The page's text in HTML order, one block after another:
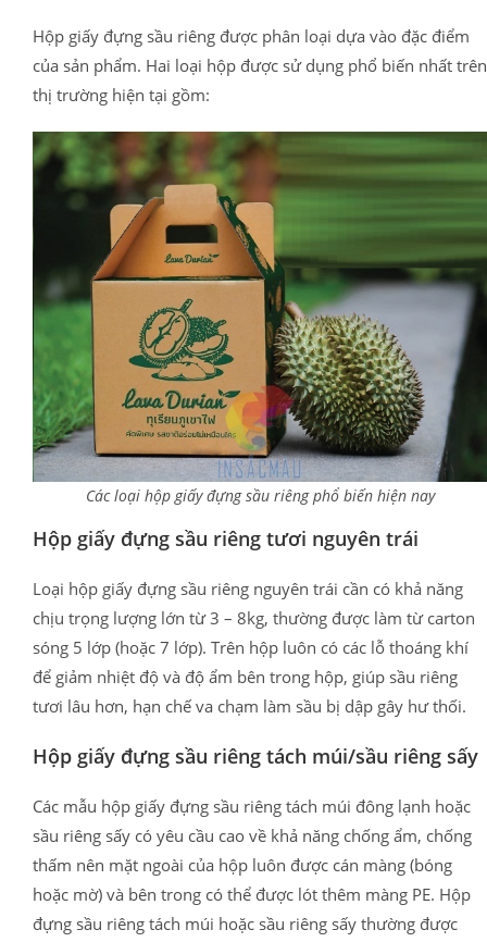
Hộp giấy đựng sầu riêng được phân loại dựa vào đặc điểm
của sản phẩm. Hai loại hộp được sử dụng phổ biến nhất trên
thị trường hiện tại gồm:
Các loại hộp giấy đựng sầu riêng phổ biến hiện nay
Hộp giấy đựng sầu riêng tươi nguyên trái
Loại hộp giấy đựng sầu riêng nguyên trái cần có khả năng
chịu trọng lượng lớn từ 3 – 8kg, thường được làm từ carton
sóng 5 lớp (hoặc 7 lớp). Trên hộp luôn có các lỗ thoáng khí
để giảm nhiệt độ và độ ẩm bên trong hộp, giúp sầu riêng
tươi lâu hơn, hạn chế va chạm làm sầu bị dập gây hư thối.
Hộp giấy đựng sầu riêng tách múi/sầu riêng sấy
Các mẫu hộp giấy đựng sầu riêng tách múi đông lạnh hoặc
sầu riêng sấy có yêu cầu cao về khả năng chống ẩm, chống
thấm nên mặt ngoài của hộp luôn được cán màng (bóng
hoặc mờ) và bên trong có thể được lót thêm màng PE. Hộp
đựng sầu riêng tách múi hoặc sầu riêng sấy thường được